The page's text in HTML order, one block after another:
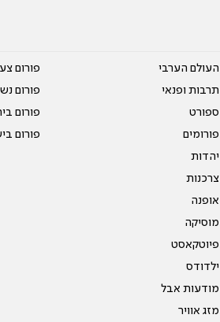
העולם הערבי
תרבות ופנאי
ספורט
פורומים
יהדות
צרכנות
אופנה
מוסיקה
פיוטקאסט
ילדודס
מודעות אבל
מזג אוויר
פורום
פורום
פורום
פורום